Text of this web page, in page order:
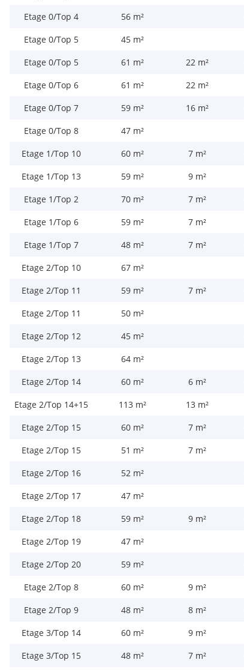
Etage 0/Top 4
56 m²
Etage 0/Top 5
45 m²
Etage 0/Top 5
61 m² 22 m²
Etage 0/Top 6
61 m² 22 m²
Etage 0/Top 7
59 m² 16 m²
Etage 0/Top 8
47 m²
Etage 1/Top 10
60 m² 7 m²
Etage 1/Top 13
59 m² 9 m²
Etage 1/Top 2
70 m² 7 m²
Etage 1/Top 6
59 m² 7 m²
Etage 1/Top 7
48 m² 7 m²
Etage 2/Top 10
67 m²
Etage 2/Top 11
59 m² 7 m²
Etage 2/Top 11
50 m²
Etage 2/Top 12
45 m²
Etage 2/Top 13
64 m²
Etage 2/Top 14
60 m² 6 m²
Etage 2/Top 14+15
113 m² 13 m²
Etage 2/Top 15
60 m² 7 m²
Etage 2/Top 15
51 m² 7 m²
Etage 2/Top 16
52 m²
Etage 2/Top 17
47 m²
Etage 2/Top 18
59 m² 9 m²
Etage 2/Top 19
47 m²
Etage 2/Top 20
59 m²
Etage 2/Top 8
60 m² 9 m²
Etage 2/Top 9
48 m² 8 m²
Etage 3/Top 14
60 m² 9 m²
Etage 3/Top 15
48 m² 7 m²